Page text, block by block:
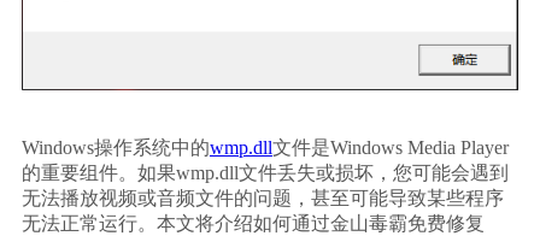
Windows操作系统中的wmp.dll文件是Windows Media Player
的重要组件。如果wmp.dll文件丢失或损坏，您可能会遇到
无法播放视频或音频文件的问题，甚至可能导致某些程序
无法正常运行。本文将介绍如何通过金山毒霸免费修复